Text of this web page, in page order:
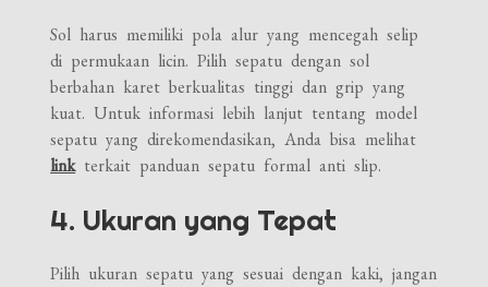
Sol harus memiliki pola alur yang mencegah selip
di permukaan licin. Pilih sepatu dengan sol
berbahan karet berkualitas tinggi dan grip yang
kuat. Untuk informasi lebih lanjut tentang model
sepatu yang direkomendasikan, Anda bisa melihat
linkterkait panduan sepatu formal anti slip.
4. Ukuran yang Tepat
Pilih ukuran sepatu yang sesuai dengan kaki, jangan